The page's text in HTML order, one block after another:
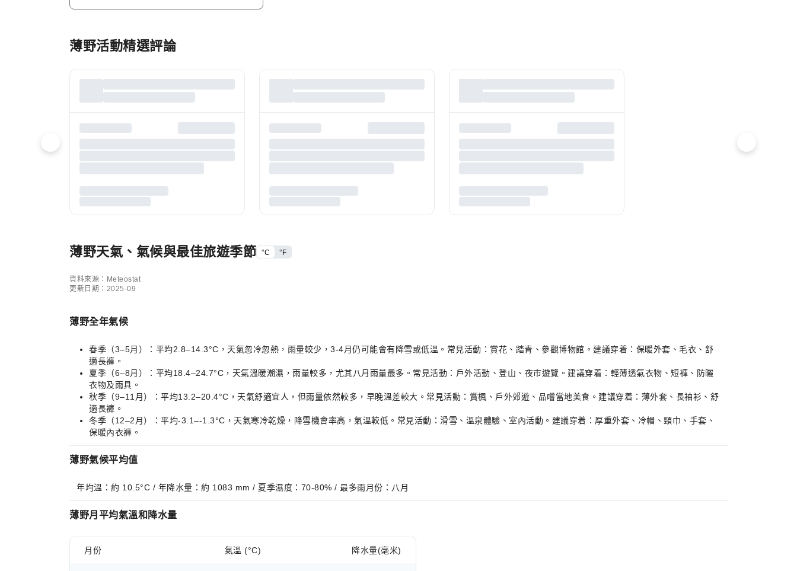
薄野活動精選評論
薄野天氣、氣候與最佳旅遊季節 °C °F
資料來源：Meteostat
更新日期：2025-09
薄野全年氣候
春季（3–5月）：平均2.8–14.3°C，天氣忽冷忽熱，雨量較少，3-4月仍可能會有降雪或低溫。常見活動：賞花、踏青、參觀博物館。建議穿着：保暖外套、毛衣、舒
適長褲。
夏季（6–8月）：平均18.4–24.7°C，天氣溫暖潮濕，雨量較多，尤其八月雨量最多。常見活動：戶外活動、登山、夜市遊覽。建議穿着：輕薄透氣衣物、短褲、防曬
衣物及雨具。
秋季（9–11月）：平均13.2–20.4°C，天氣舒適宜人，但雨量依然較多，早晚溫差較大。常見活動：賞楓、戶外郊遊、品嚐當地美食。建議穿着：薄外套、長袖衫、舒
適長褲。
冬季（12–2月）：平均-3.1–-1.3°C，天氣寒冷乾燥，降雪機會率高，氣溫較低。常見活動：滑雪、溫泉體驗、室內活動。建議穿着：厚重外套、冷帽、頸巾、手套、
保暖內衣褲。
薄野氣候平均值
年均溫：約 10.5°C / 年降水量：約 1083 mm / 夏季濕度：70-80% / 最多雨月份：八月
薄野月平均氣溫和降水量
月份 氣溫 (°C) 降水量(毫米)